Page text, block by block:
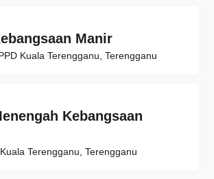
Manir
Kuala Terengganu, Terengganu
Kebangsaan
Terengganu, Terengganu